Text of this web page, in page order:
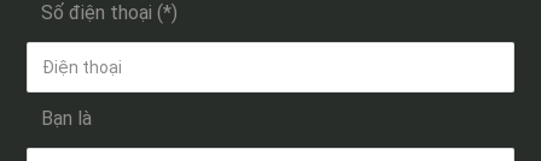
Số điện thoại (*)
Bạn là